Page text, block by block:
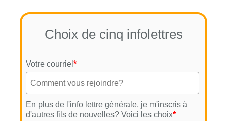
Choix de cinq infolettres
Votre courriel *
En plus de l'info lettre générale, je m'inscris à
d'autres fils de nouvelles? Voici les choix*